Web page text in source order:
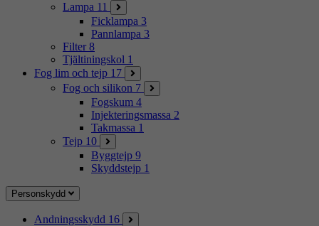
Lampa 11
Ficklampa 3
Pannlampa 3
Filter 8
Tjältiningskol 1
Fog lim och tejp 17
Fog och silikon 7
Fogskum 4
Injekteringsmassa 2
Takmassa 1
Tejp 10
Byggtejp 9
Skyddstejp 1
Personskydd
Andningsskydd 16